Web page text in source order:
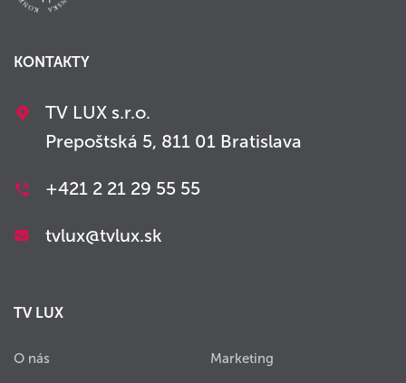
KONTAKTY
TV LUX s.r.o.
Prepoštská 5, 811 01 Bratislava
+421 2 21 29 55 55
tvlux@tvlux.sk
TV LUX
O nás Marketing